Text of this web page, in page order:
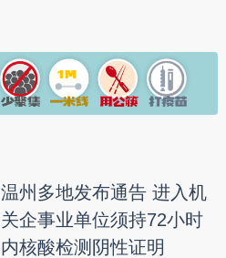
温州多地发布通告 进入机
关企事业单位须持72小时
内核酸检测阴性证明